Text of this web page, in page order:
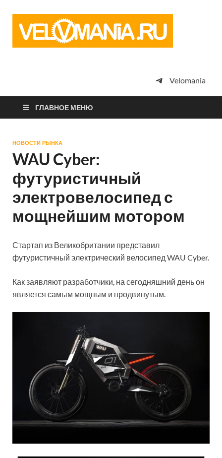
просто
Velomania
ГЛАВНОЕ МЕНЮ
НОВОСТИ РЫНКА
WAU Cyber:
футуристичный
электровелосипед с
мощнейшим мотором
Стартап из Великобритании представил
футуристичный электрический велосипед WAU Cyber.
Как заявляют разработчики, на сегодняшний день он
является самым мощным и продвинутым.